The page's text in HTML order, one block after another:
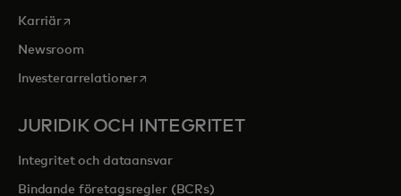
Karriäropens in a new tab
Newsroom
Investerarrelationeropens in a new tab
JURIDIK OCH INTEGRITET
Integritet och dataansvar
Bindande företagsregler (BCRs)